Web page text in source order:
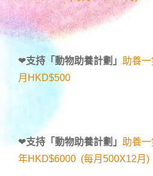
❤支持「動物助養計劃 」 助養
月HKD$500
❤支持「動物助養計劃 」 助養
年HKD$6000 (每月500X12月)